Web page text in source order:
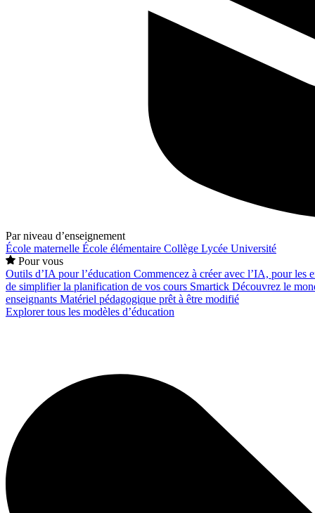
Par niveau d’enseignement
École maternelle École élémentaire Collège Lycée Université
Pour vous
Outils d’IA pour l’éducation Commencez à créer avec l’IA, pour les
de simplifier la planification de vos cours Smartick Découvrez le
enseignants Matériel pédagogique prêt à être modifié
Explorer tous les modèles d’éducation